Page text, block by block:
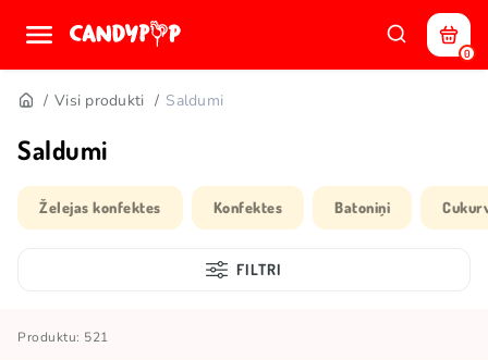
0
Visi produkti Saldumi
Saldumi
Želejas konfektes Konfektes Batoniņi
FILTRI
Produktu: 521